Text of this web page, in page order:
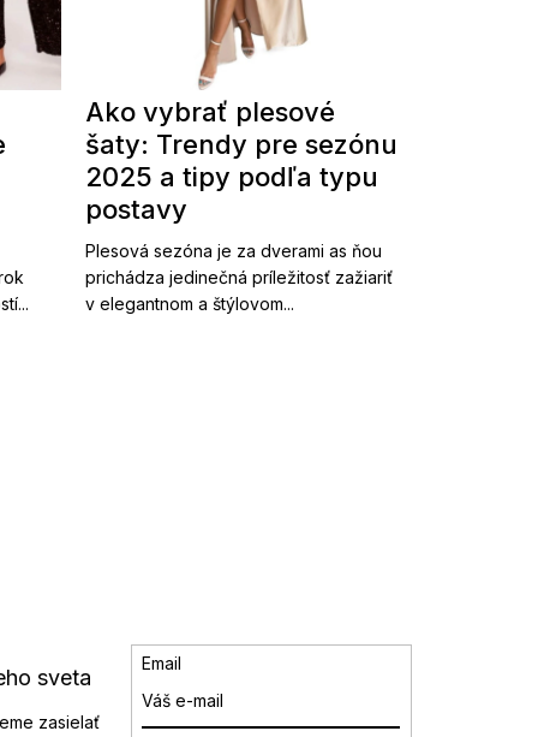
Ako vybrať plesové
šaty: Trendy pre sezónu
2025 a tipy podľa typu
postavy
Plesová sezóna je za dverami as ňou
prichádza jedinečná príležitosť zažiariť
v elegantnom a štýlovom...
sveta
zasielať
Email